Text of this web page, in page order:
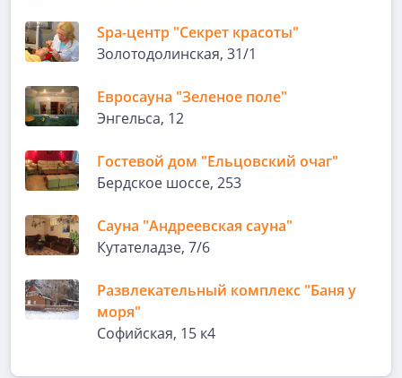
Spa-центр "Секрет красоты"
Золотодолинская, 31/1
Евросауна "Зеленое поле"
Энгельса, 12
Гостевой дом "Ельцовский очаг"
Бердское шоссе, 253
Сауна "Андреевская сауна"
Кутателадзе, 7/6
Развлекательный комплекс "Баня у
моря"
Софийская, 15 к4